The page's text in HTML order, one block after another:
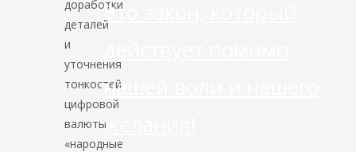
доработки
деталей
и
уточнения
тонкостей
цифровой
валюты
«народные
Это закон, который
нашей воли и нашего
желания!